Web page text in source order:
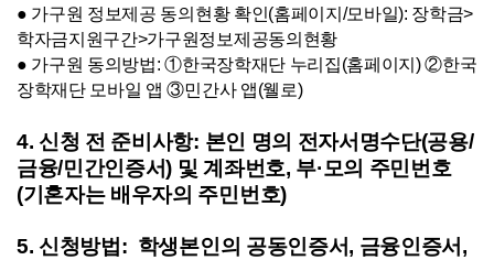
● 가구원 정보제공 동의현황 확인(홈페이지/모바일): 장학금>
학자금지원구간>가구원정보제공동의현황
● 가구원 동의방법: ①한국장학재단 누리집(홈페이지) ②한국
장학재단 모바일 앱 ③민간사 앱(웰로)
4. 신청 전 준비사항: 본인 명의 전자서명수단(공용/
금융/민간인증서) 및 계좌번호, 부·모의 주민번호
(기혼자는 배우자의 주민번호)
5. 신청방법: 학생본인의 공동인증서, 금융인증서,